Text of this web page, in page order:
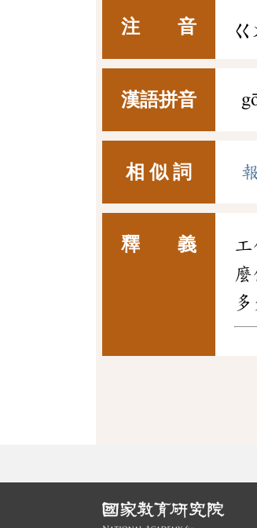
注 音 ㄍ
漢語拼音
相 似 詞
釋 義